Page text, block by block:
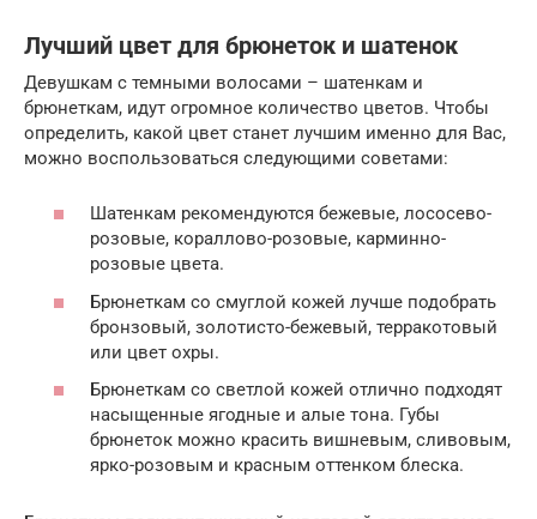
Лучший цвет для брюнеток и шатенок
Девушкам с темными волосами – шатенкам и
брюнеткам, идут огромное количество цветов. Чтобы
определить, какой цвет станет лучшим именно для Вас,
можно воспользоваться следующими советами:
Шатенкам рекомендуются бежевые, лососево-
розовые, кораллово-розовые, карминно-
розовые цвета.
Брюнеткам со смуглой кожей лучше подобрать
бронзовый, золотисто-бежевый, терракотовый
или цвет охры.
Брюнеткам со светлой кожей отлично подходят
насыщенные ягодные и алые тона. Губы
брюнеток можно красить вишневым, сливовым,
ярко-розовым и красным оттенком блеска.